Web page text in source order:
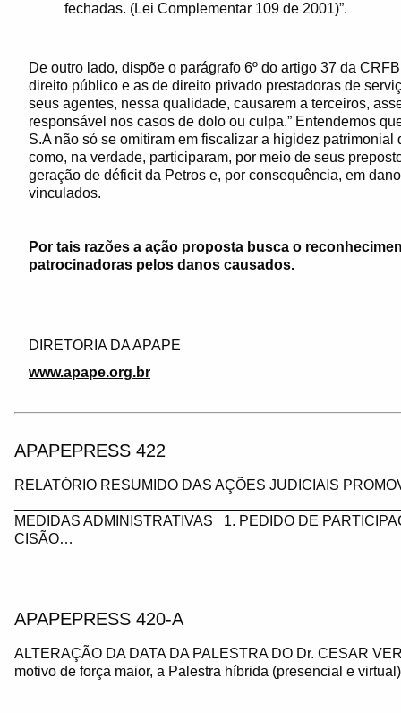
fechadas. (Lei Complementar 109 de 2001)”.
De outro lado, dispõe o parágrafo 6º do artigo 37 da
direito público e as de direito privado prestadoras de
seus agentes, nessa qualidade, causarem a terceiros,
responsável nos casos de dolo ou culpa.” Entendemos
S.A não só se omitiram em fiscalizar a higidez
como, na verdade, participaram, por meio de seus
geração de déficit da Petros e, por consequência, em
vinculados.
Por tais razões a ação proposta busca o
patrocinadoras pelos danos causados.
DIRETORIA DA APAPE
www.apape.org.br
APAPEPRESS 422
RELATÓRIO RESUMIDO DAS AÇÕES JUDICIAIS
MEDIDAS ADMINISTRATIVAS 1. PEDIDO DE
CISÃO…
APAPEPRESS 420-A
ALTERAÇÃO DA DATA DA PALESTRA DO Dr. CESAR
motivo de força maior, a Palestra híbrida (presencial e